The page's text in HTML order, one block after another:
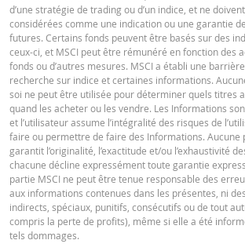
DOWNLOAD
Historique de réinitialisation
FINAL TERMS
Français (Suisse)
DOCUMENT D'INFORMATIONS CLÉS
Key Information Document (DE)
d’une stratégie de trading ou d’un indice, et ne
considérées comme une indication ou une garantie
futures. Certains fonds peuvent être basés sur des
ceux-ci, et MSCI peut être rémunéré en fonction des
fonds ou d’autres mesures. MSCI a établi une
recherche sur indice et certaines informations.
soi ne peut être utilisée pour déterminer quels titres
quand les acheter ou les vendre. Les Informations
et l’utilisateur assume l’intégralité des risques de
faire ou permettre de faire des Informations. Aucune
garantit l’originalité, l’exactitude et/ou l’exhaustivité
chacune décline expressément toute garantie
partie MSCI ne peut être tenue responsable des
aux informations contenues dans les présentes, ni
indirects, spéciaux, punitifs, consécutifs ou de tout
compris la perte de profits), même si elle a été
tels dommages.